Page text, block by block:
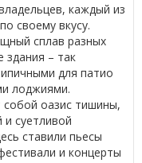
каждый из
своему вкусу.
сплав разных
здания – так
для патио
лоджиями.
оазис тишины,
суетливой
ставили пьесы
и концерты